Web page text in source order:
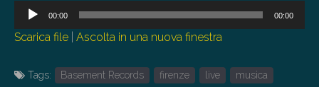
Audio
00:00 00:00
Scarica file Ascolta in una nuova finestra
Tags: Basement Records firenze live
musica